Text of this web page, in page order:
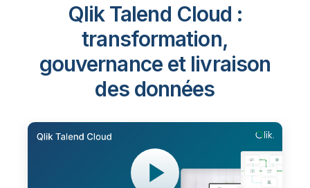
Qlik Talend Cloud :
transformation,
gouvernance et livraison
des données